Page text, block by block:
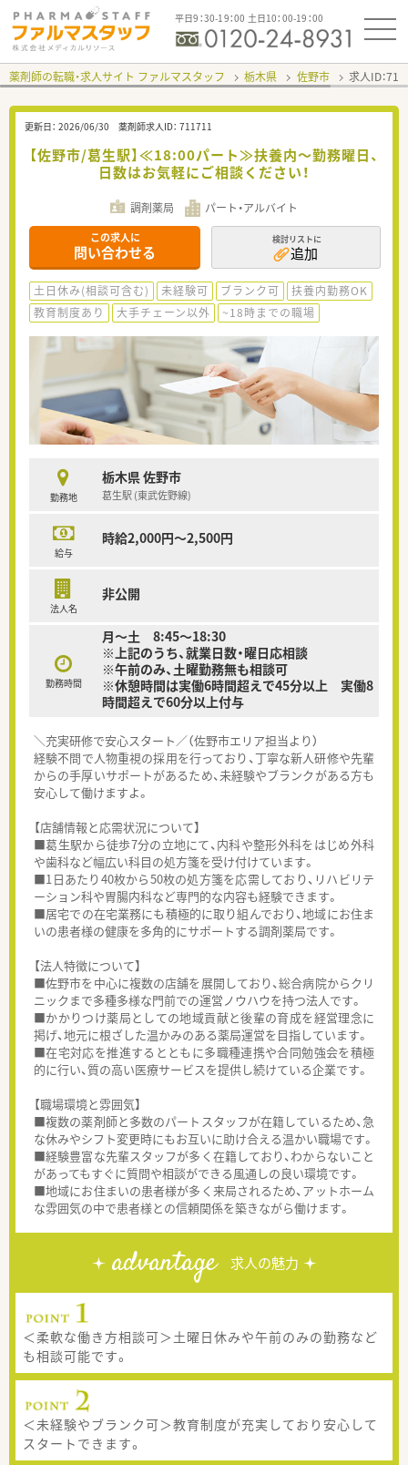
平日9：30-19：00 土日10：00-19：00
薬剤師の転職・求人サイト ファルマスタッフ 栃木県 佐野市 求人ID：
更新日： 2026/06/30 薬剤師求人ID： 711711
【佐野市/葛生駅】≪18:00パート≫扶養内～勤務曜日、
日数はお気軽にご相談ください！
調剤薬局 パート・アルバイト
この求人に
問い合わせる
検討リストに
追加
土日休み(相談可含む) 未経験可 ブランク可
扶養内勤務OK
教育制度あり
大手チェーン以外 ~18時までの職場
勤務地
栃木県 佐野市
葛生駅 (東武佐野線)
給与
時給2,000円～2,500円
法人名
非公開
勤務時間
月～土 8:45～18:30
※上記のうち、就業日数・曜日応相談
※午前のみ、土曜勤務無も相談可
※休憩時間は実働6時間超えで45分以上 実働8
時間超えで60分以上付与
＼充実研修で安心スタート／（佐野市エリア担当より）
経験不問で人物重視の採用を行っており、丁寧な新人研修や先輩
からの手厚いサポートがあるため、未経験やブランクがある方も
安心して働けますよ。
【店舗情報と応需状況について】
■葛生駅から徒歩7分の立地にて、内科や整形外科をはじめ外科
や歯科など幅広い科目の処方箋を受け付けています。
■1日あたり40枚から50枚の処方箋を応需しており、リハビリテ
ーション科や胃腸内科など専門的な内容も経験できます。
■居宅での在宅業務にも積極的に取り組んでおり、地域にお住ま
いの患者様の健康を多角的にサポートする調剤薬局です。
【法人特徴について】
■佐野市を中心に複数の店舗を展開しており、総合病院からクリ
ニックまで多種多様な門前での運営ノウハウを持つ法人です。
■かかりつけ薬局としての地域貢献と後輩の育成を経営理念に
掲げ、地元に根ざした温かみのある薬局運営を目指しています。
■在宅対応を推進するとともに多職種連携や合同勉強会を積極
的に行い、質の高い医療サービスを提供し続けている企業です。
【職場環境と雰囲気】
■複数の薬剤師と多数のパートスタッフが在籍しているため、急
な休みやシフト変更時にもお互いに助け合える温かい職場です。
■経験豊富な先輩スタッフが多く在籍しており、わからないこと
があってもすぐに質問や相談ができる風通しの良い環境です。
■地域にお住まいの患者様が多く来局されるため、アットホーム
な雰囲気の中で患者様との信頼関係を築きながら働けます。
advantage 求人の魅力
＜柔軟な働き方相談可＞土曜日休みや午前のみの勤務など
も相談可能です。
＜未経験やブランク可＞教育制度が充実しており安心して
スタートできます。